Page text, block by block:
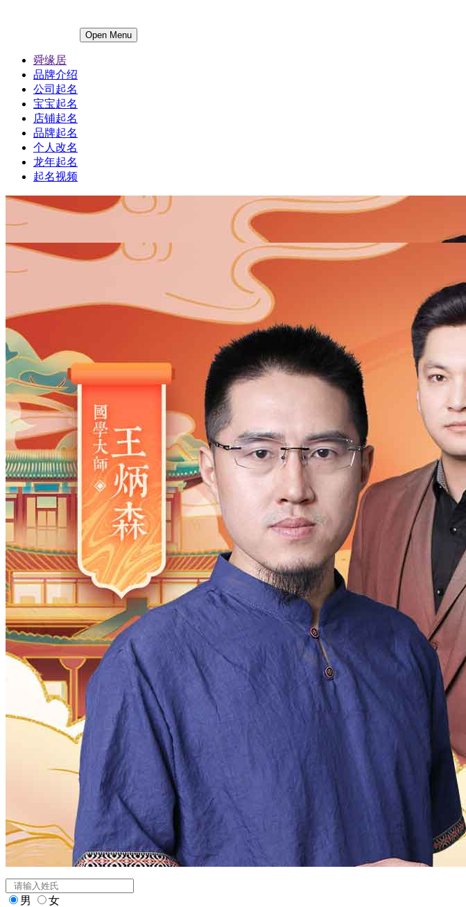
Open Menu
舜缘居
品牌介绍
公司起名
宝宝起名
店铺起名
品牌起名
个人改名
龙年起名
起名视频
男
男 女
出生时间
2026年 日0 28分
年
2028
2027 2026 2025 2024 2023 2022 2021 2020 2019 2018
2006
2005 2004 2003 2002 1998 1997 1996
1983
1982 1981 1980 1979 1977 1975 1974 1973
1961
1960 1959 1958 1957 1955 1954 1953 1952 1951
1938
1937 1936 1935 1934 1933 1932 1931 1929 1928
1915 1914 1913 1911 1910 1909 1908 1907 1906
月
12
11 10 9 8 7 6 4 3 2 1
日
31
30 29 28 27 26 25 24 23 19 18 17
时
23
22 21 20 19 18 17 16 14 13 11
59
58 56 52 51 50 49 48 45
28
27 25 24 22 21 14
宝宝起名
*
男 女